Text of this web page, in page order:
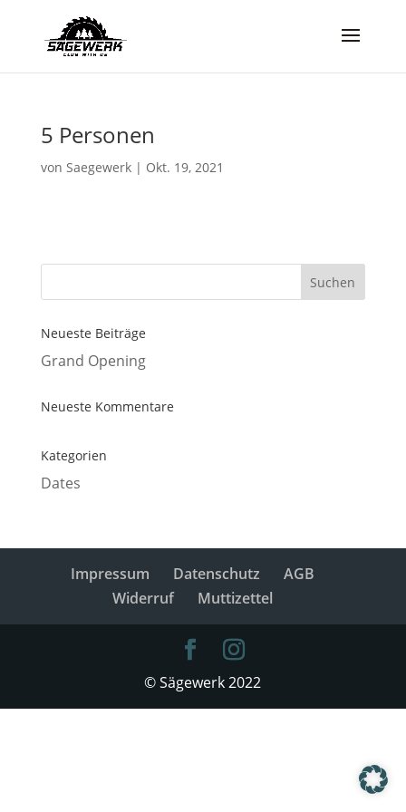
5 Personen
von Saegewerk| Okt. 19, 2021
Neueste Beiträge
Grand Opening
Neueste Kommentare
Kategorien
Dates
Impressum Datenschutz
AGB
Widerruf
Muttizettel
© Sägewerk 2022